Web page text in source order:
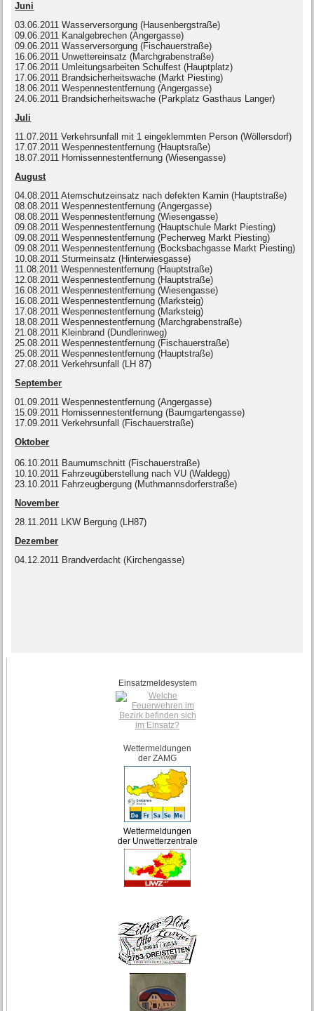
Juni
03.06.2011 Wasserversorgung (Hausenbergstraße)
09.06.2011 Kanalgebrechen (Angergasse)
09.06.2011 Wasserversorgung (Fischauerstraße)
16.06.2011 Unwettereinsatz (Marchgrabenstraße)
17.06.2011 Umleitungsarbeiten Schulfest (Hauptplatz)
17.06.2011 Brandsicherheitswache (Markt Piesting)
18.06.2011 Wespennestentfernung (Angergasse)
24.06.2011 Brandsicherheitswache (Parkplatz Gasthaus Langer)
Juli
11.07.2011 Verkehrsunfall mit 1 eingeklemmten Person (Wöllersdorf)
17.07.2011 Wespennestentfernung (Hauptsraße)
18.07.2011 Hornissennestentfernung (Wiesengasse)
August
04.08.2011 Atemschutzeinsatz nach defekten Kamin (Hauptstraße)
08.08.2011 Wespennestentfernung (Angergasse)
08.08.2011 Wespennestentfernung (Wiesengasse)
09.08.2011 Wespennestentfernung (Hauptschule Markt Piesting)
09.08.2011 Wespennestentfernung (Pecherweg Markt Piesting)
09.08.2011 Wespennestentfernung (Bocksbachgasse Markt Piesting)
10.08.2011 Sturmeinsatz (Hinterwiesgasse)
11.08.2011 Wespennestentfernung (Hauptstraße)
12.08.2011 Wespennestentfernung (Hauptstraße)
16.08.2011 Wespennestentfernung (Wiesengasse)
16.08.2011 Wespennestentfernung (Marksteig)
17.08.2011 Wespennestentfernung (Marksteig)
18.08.2011 Wespennestentfernung (Marchgrabenstraße)
21.08.2011 Kleinbrand (Dundlerinweg)
25.08.2011 Wespennestentfernung (Fischauerstraße)
25.08.2011 Wespennestentfernung (Hauptstraße)
27.08.2011 Verkehrsunfall (LH 87)
September
01.09.2011 Wespennestentfernung (Angergasse)
15.09.2011 Hornissennestentfernung (Baumgartengasse)
17.09.2011 Verkehrsunfall (Fischauerstraße)
Oktober
06.10.2011 Baumumschnitt (Fischauerstraße)
10.10.2011 Fahrzeugüberstellung nach VU (Waldegg)
23.10.2011 Fahrzeugbergung (Muthmannsdorferstraße)
November
28.11.2011 LKW Bergung (LH87)
Dezember
04.12.2011 Brandverdacht (Kirchengasse)
Einsatzmeldesystem
Wettermeldungen
der ZAMG
Wettermeldungen
der Unwetterzentrale